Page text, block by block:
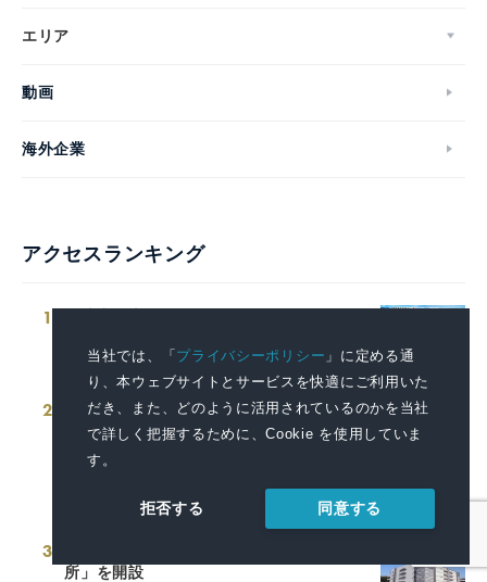
当社では、「プライバシーポリシー 」に定める通
り、本ウェブサイトとサービスを快適にご利用いた
だき、また、どのように活用されているのかを当社
で詳しく把握するために、Cookie を使用していま
す。
拒否する 同意する
エリア
動画
海外企業
アクセスランキング
1
2026.08.04 14:00
2
富山県商工会議所青年部連合会 創立50周
年記念祝賀会 「DJ盆踊り」を開催します
2026.08.04 15:25
3
所」を開設